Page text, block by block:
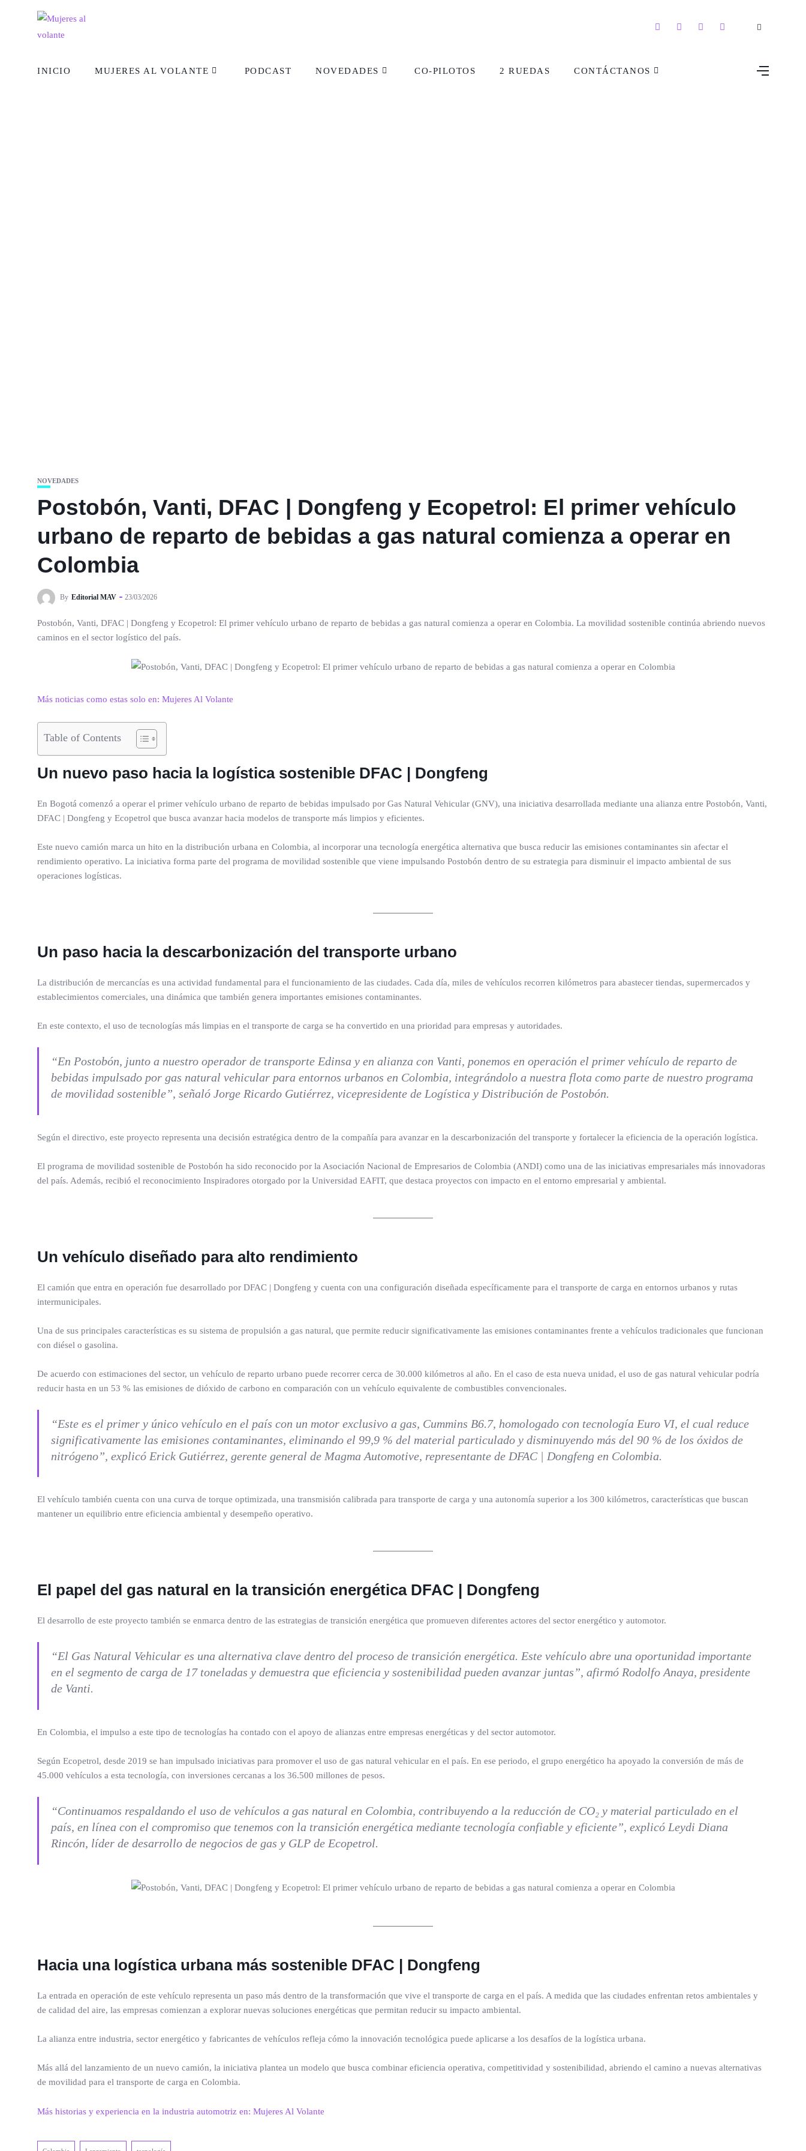
INICIO MUJERES AL VOLANTE PODCAST NOVEDADES CO-PILOTOS 2 RUEDAS CONTÁCTANOS
NOVEDADES
Postobón, Vanti, DFAC | Dongfeng y Ecopetrol: El primer vehículo
urbano de reparto de bebidas a gas natural comienza a operar en
Colombia
By Editorial MAV 23/03/2026
Postobón, Vanti, DFAC | Dongfeng y Ecopetrol: El primer vehículo urbano de reparto de bebidas a gas natural comienza a operar en Colombia. La movilidad sostenible continúa abriendo nuevos
caminos en el sector logístico del país.
Más noticias como estas solo en: Mujeres Al Volante
Table of Contents
Un nuevo paso hacia la logística sostenible DFAC | Dongfeng
En Bogotá comenzó a operar el primer vehículo urbano de reparto de bebidas impulsado por Gas Natural Vehicular (GNV), una iniciativa desarrollada mediante una alianza entre Postobón, Vanti,
DFAC | Dongfeng y Ecopetrol que busca avanzar hacia modelos de transporte más limpios y eficientes.
Este nuevo camión marca un hito en la distribución urbana en Colombia, al incorporar una tecnología energética alternativa que busca reducir las emisiones contaminantes sin afectar el
rendimiento operativo. La iniciativa forma parte del programa de movilidad sostenible que viene impulsando Postobón dentro de su estrategia para disminuir el impacto ambiental de sus
operaciones logísticas.
Un paso hacia la descarbonización del transporte urbano
La distribución de mercancías es una actividad fundamental para el funcionamiento de las ciudades. Cada día, miles de vehículos recorren kilómetros para abastecer tiendas, supermercados y
establecimientos comerciales, una dinámica que también genera importantes emisiones contaminantes.
En este contexto, el uso de tecnologías más limpias en el transporte de carga se ha convertido en una prioridad para empresas y autoridades.
“En Postobón, junto a nuestro operador de transporte Edinsa y en alianza con Vanti, ponemos en operación el primer vehículo de reparto de
bebidas impulsado por gas natural vehicular para entornos urbanos en Colombia, integrándolo a nuestra flota como parte de nuestro programa
de movilidad sostenible”, señaló Jorge Ricardo Gutiérrez, vicepresidente de Logística y Distribución de Postobón.
Según el directivo, este proyecto representa una decisión estratégica dentro de la compañía para avanzar en la descarbonización del transporte y fortalecer la eficiencia de la operación logística.
El programa de movilidad sostenible de Postobón ha sido reconocido por la Asociación Nacional de Empresarios de Colombia (ANDI) como una de las iniciativas empresariales más innovadoras
del país. Además, recibió el reconocimiento Inspiradores otorgado por la Universidad EAFIT, que destaca proyectos con impacto en el entorno empresarial y ambiental.
Un vehículo diseñado para alto rendimiento
El camión que entra en operación fue desarrollado por DFAC | Dongfeng y cuenta con una configuración diseñada específicamente para el transporte de carga en entornos urbanos y rutas
intermunicipales.
Una de sus principales características es su sistema de propulsión a gas natural, que permite reducir significativamente las emisiones contaminantes frente a vehículos tradicionales que funcionan
con diésel o gasolina.
De acuerdo con estimaciones del sector, un vehículo de reparto urbano puede recorrer cerca de 30.000 kilómetros al año. En el caso de esta nueva unidad, el uso de gas natural vehicular podría
reducir hasta en un 53 % las emisiones de dióxido de carbono en comparación con un vehículo equivalente de combustibles convencionales.
“Este es el primer y único vehículo en el país con un motor exclusivo a gas, Cummins B6.7, homologado con tecnología Euro VI, el cual reduce
significativamente las emisiones contaminantes, eliminando el 99,9 % del material particulado y disminuyendo más del 90 % de los óxidos de
nitrógeno”, explicó Erick Gutiérrez, gerente general de Magma Automotive, representante de DFAC | Dongfeng en Colombia.
El vehículo también cuenta con una curva de torque optimizada, una transmisión calibrada para transporte de carga y una autonomía superior a los 300 kilómetros, características que buscan
mantener un equilibrio entre eficiencia ambiental y desempeño operativo.
El papel del gas natural en la transición energética DFAC | Dongfeng
El desarrollo de este proyecto también se enmarca dentro de las estrategias de transición energética que promueven diferentes actores del sector energético y automotor.
“El Gas Natural Vehicular es una alternativa clave dentro del proceso de transición energética. Este vehículo abre una oportunidad importante
en el segmento de carga de 17 toneladas y demuestra que eficiencia y sostenibilidad pueden avanzar juntas”, afirmó Rodolfo Anaya, presidente
de Vanti.
En Colombia, el impulso a este tipo de tecnologías ha contado con el apoyo de alianzas entre empresas energéticas y del sector automotor.
Según Ecopetrol, desde 2019 se han impulsado iniciativas para promover el uso de gas natural vehicular en el país. En ese periodo, el grupo energético ha apoyado la conversión de más de
45.000 vehículos a esta tecnología, con inversiones cercanas a los 36.500 millones de pesos.
“Continuamos respaldando el uso de vehículos a gas natural en Colombia, contribuyendo a la reducción de CO₂ y material particulado en el
país, en línea con el compromiso que tenemos con la transición energética mediante tecnología confiable y eficiente”, explicó Leydi Diana
Rincón, líder de desarrollo de negocios de gas y GLP de Ecopetrol.
Hacia una logística urbana más sostenible DFAC | Dongfeng
La entrada en operación de este vehículo representa un paso más dentro de la transformación que vive el transporte de carga en el país. A medida que las ciudades enfrentan retos ambientales y
de calidad del aire, las empresas comienzan a explorar nuevas soluciones energéticas que permitan reducir su impacto ambiental.
La alianza entre industria, sector energético y fabricantes de vehículos refleja cómo la innovación tecnológica puede aplicarse a los desafíos de la logística urbana.
Más allá del lanzamiento de un nuevo camión, la iniciativa plantea un modelo que busca combinar eficiencia operativa, competitividad y sostenibilidad, abriendo el camino a nuevas alternativas
de movilidad para el transporte de carga en Colombia.
Más historias y experiencia en la industria automotriz en: Mujeres Al Volante